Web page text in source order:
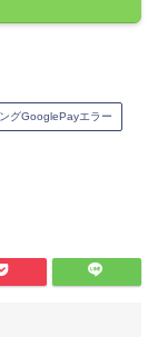
グGooglePayエラー